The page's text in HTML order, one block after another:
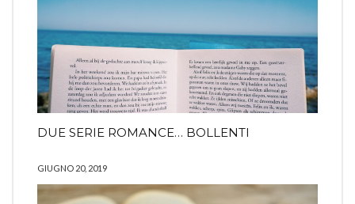
DUE SERIE ROMANCE… BOLLENTI
GIUGNO 20, 2019